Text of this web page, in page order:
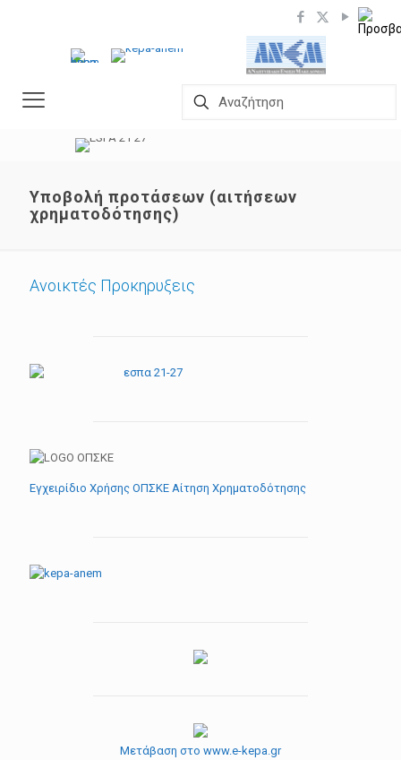
Υποβολή προτάσεων (αιτήσεων
χρηματοδότησης)
Ανοικτές Προκηρυξεις
Εγχειρίδιο Χρήσης ΟΠΣΚΕ Αίτηση Χρηματοδότησης
Μετάβαση στο www.e-kepa.gr